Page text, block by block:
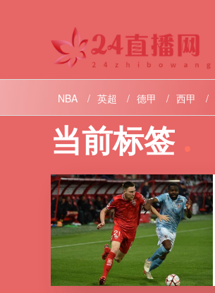
NBA 英超 德甲 西甲
阿甲 欧联 欧洲杯直播
当前标签